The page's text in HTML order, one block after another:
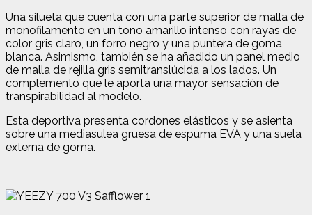
Una silueta que cuenta con una parte superior de malla de
monofilamento en un tono amarillo intenso con rayas de
color gris claro, un forro negro y una puntera de goma
blanca. Asimismo, también se ha añadido un panel medio
de malla de rejilla gris semitranslúcida a los lados. Un
complemento que le aporta una mayor sensación de
transpirabilidad al modelo.
Esta deportiva presenta cordones elásticos y se asienta
sobre una mediasulea gruesa de espuma EVA y una suela
externa de goma.